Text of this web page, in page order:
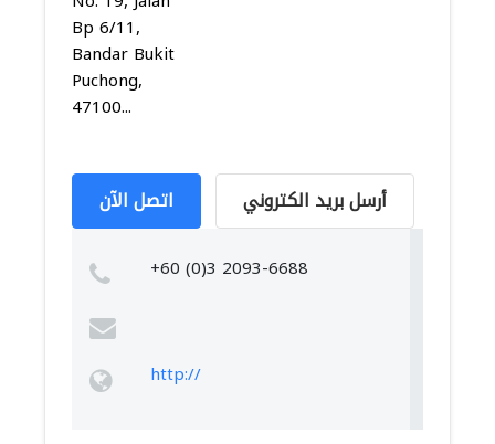
Bp 6/11,
Bandar Bukit
Puchong,
47100...
اتصل الآن أرسل بريد الكتروني
+60 (0)3 2093-6688
http://